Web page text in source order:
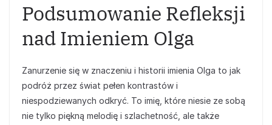
Podsumowanie Refleksji
nad Imieniem Olga
Zanurzenie się w znaczeniu i historii imienia Olga to jak
podróż przez świat pełen kontrastów i
niespodziewanych odkryć. To imię, które niesie ze sobą
nie tylko piękną melodię i szlachetność, ale także